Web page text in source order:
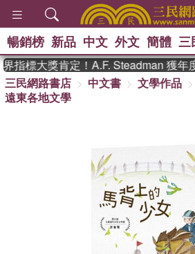
熱搜： 東野
偉大的迷走神
暢銷榜 新品 中文 外文 簡體 三
標大獎肯定！A.F. Steadman 獲年度
三民網路書店
中文書 文學作品
遠東各地文學